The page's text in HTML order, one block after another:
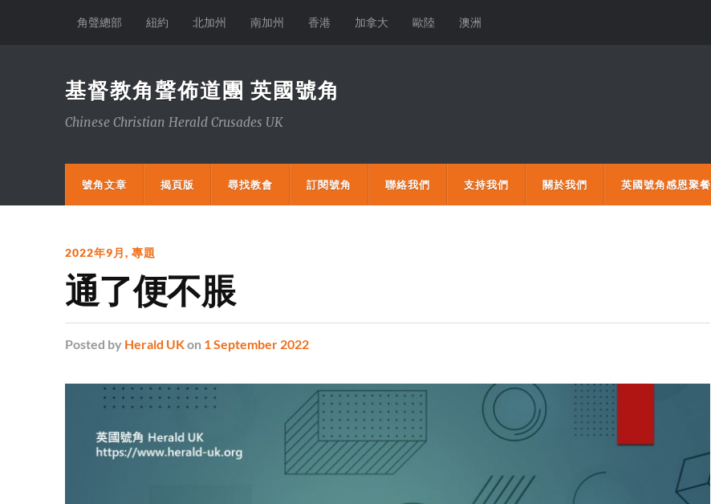
角聲總部 紐約 北加州 南加州 香港 加拿大 歐陸 澳洲
基督教角聲佈道團 英國號角
Chinese Christian Herald Crusades UK
號角文章 揭頁版 尋找教會 訂閱號角 聯絡我們 支持我們 關於我們 英國號角感恩聚餐
2022年9月, 專題
通了便不脹
Posted by Herald UKon 1 September 2022